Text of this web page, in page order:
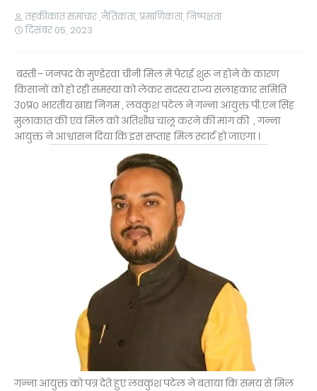
तहकीकात समाचार ,नैतिकता, प्रमाणिकता, निष्पक्षता
दिसंबर 05, 2023
बस्ती - जनपद के मुण्डेरवा चीनी मिल में पेराई शुरू न होने के कारण
किसानों को हो रही समस्या को लेकर सदस्य राज्य सलाहकार समिति
उ०प्र० भारतीय खाद्य निगम , लवकुश पटेल ने गन्ना आयुक्त पी.एन सिंह
मुलाकात की एवं मिल को अतिशीघ्र चालू करने की मांग की , गन्ना
आयुक्त ने आश्वासन दिया कि इस सप्ताह मिल स्टार्ट हो जाएगा ।
गन्ना आयुक्त को पत्र देते हुए लवकुश पटेल ने बताया कि समय से मिल